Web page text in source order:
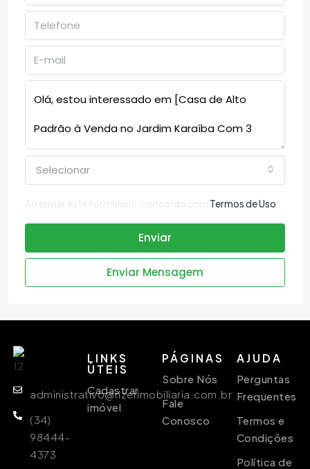
Selecionar
Termos de Uso
Enviar
Enviar Mensagem
administrativo@rizerimobiliaria.com.br
(34)
98444-
4373
LINKS
ÙTEIS
Cadastrar
imóvel
PÁGINAS
Sobre Nós
Fale
Conosco
AJUDA
Perguntas
Frequentes
Termos e
Condições
Política de